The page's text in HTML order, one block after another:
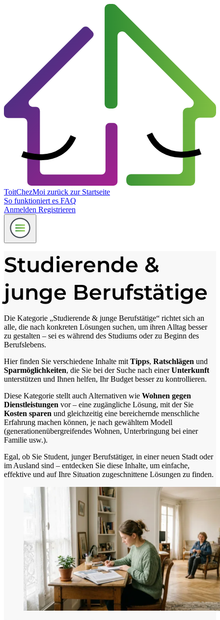
ToitChezMoi zurück zur Startseite
So funktioniert es FAQ
Anmelden Registrieren
Studierende &
junge Berufstätige
Die Kategorie „Studierende & junge Berufstätige“ richtet sich an
alle, die nach konkreten Lösungen suchen, um ihren Alltag besser
zu gestalten – sei es während des Studiums oder zu Beginn des
Berufslebens.
Hier finden Sie verschiedene Inhalte mitTipps, Ratschlägen und
Sparmöglichkeiten, die Sie bei der Suche nach einerUnterkunft
unterstützen und Ihnen helfen, Ihr Budget besser zu kontrollieren.
Diese Kategorie stellt auch Alternativen wie Wohnen gegen
Dienstleistungen vor – eine zugängliche Lösung, mit der Sie
Kosten sparen und gleichzeitig eine bereichernde menschliche
Erfahrung machen können, je nach gewähltem Modell
(generationenübergreifendes Wohnen, Unterbringung bei einer
Familie usw.).
Egal, ob Sie Student, junger Berufstätiger, in einer neuen Stadt oder
im Ausland sind – entdecken Sie diese Inhalte, um einfache,
effektive und auf Ihre Situation zugeschnittene Lösungen zu finden.